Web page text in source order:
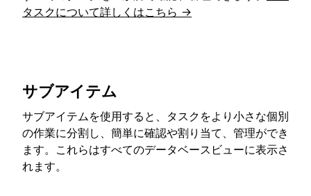
タスクについて詳しくはこちら →
サブアイテム
サブアイテムを使用すると、タスクをより小さな個別
の作業に分割し、簡単に確認や割り当て、管理ができ
ます。これらはすべてのデータベースビューに表示さ
れます。